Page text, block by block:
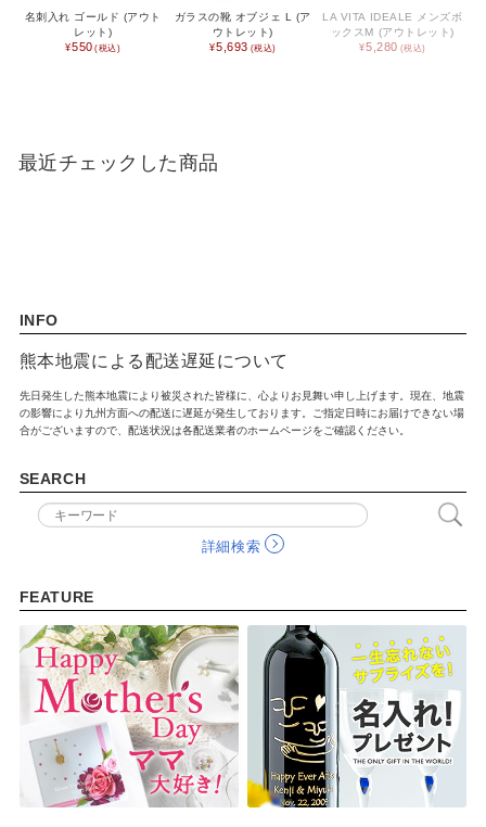
アウトドア
クリスマスプレゼント
販促品＆ノベルティグッズ 北欧 FUN!
七五三 内祝い 入学内祝い
新築内祝い
記念品 快気祝い
おもたせ ウェディング
出産祝い 入園祝い
FEATURE
名刺入れ ゴールド (アウト
レット)
550
ガラスの靴 オブジェ L (ア
ウトレット)
5,693
LA VITA IDEALE メンズボ
ックスM (アウトレット)
5,280
最近チェックした商品
INFO
熊本地震による配送遅延について
先日発生した熊本地震により被災された皆様に、心よりお見舞い申し上げます。現在、地震
の影響により九州方面への配送に遅延が発生しております。ご指定日時にお届けできない場
合がございますので、配送状況は各配送業者のホームページをご確認ください。
SEARCH
詳細検索
FEATURE